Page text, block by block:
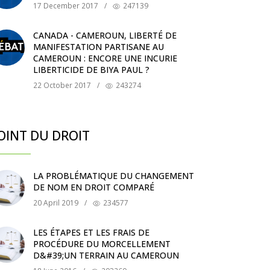
17 December 2017 / 247139
CANADA - CAMEROUN, LIBERTÉ DE
MANIFESTATION PARTISANE AU
CAMEROUN : ENCORE UNE INCURIE
LIBERTICIDE DE BIYA PAUL ?
22 October 2017 / 243274
DU DROIT
LA PROBLÉMATIQUE DU CHANGEMENT
DE NOM EN DROIT COMPARÉ
20 April 2019 / 234577
LES ÉTAPES ET LES FRAIS DE
PROCÉDURE DU MORCELLEMENT
D&#39;UN TERRAIN AU CAMEROUN